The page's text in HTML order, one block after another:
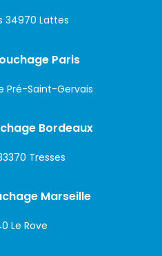
34970 Lattes
Paris
Pré-Saint-Gervais
Bordeaux
Tresses
Marseille
Le Rove